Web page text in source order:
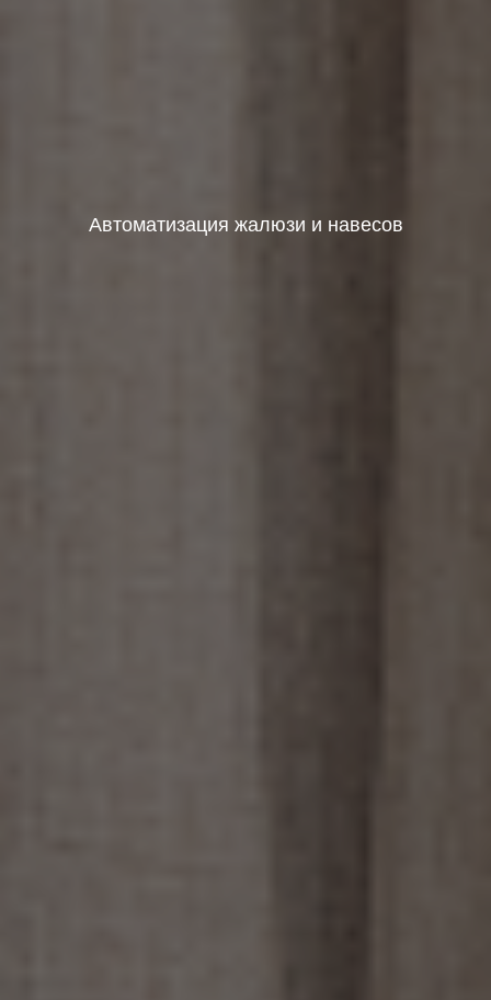
Автоматизация жалюзи и навесов